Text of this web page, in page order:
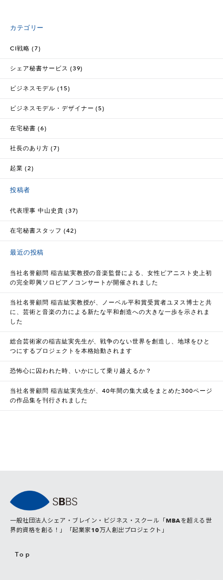
カテゴリー
CI戦略 (7)
シェア秘書サービス (39)
ビジネスモデル (15)
ビジネスモデル・デザイナー (5)
在宅秘書 (6)
社長のあり方 (7)
起業 (2)
投稿者
代表理事 中山史貴 (37)
在宅秘書スタッフ (42)
最近の投稿
当社名誉顧問 稲吉紘実教授の音楽監督による、女性ピアニスト史上初
の完全即興ソロピアノコンサートが開催されました
当社名誉顧問 稲吉紘実教授が、ノーベル平和賞受賞者ユヌス博士と共
に、芸術と音楽の力による新たな平和創造への大きな一歩を示されま
した
総合芸術家の稲吉紘実先生が、戦争のない世界を創造し、地球をひと
つにするプロジェクトを本格始動されます
恐怖心に囚われた時、いかにして乗り越えるか？
当社名誉顧問 稲吉紘実先生が、40年間の集大成をまとめた300ページ
の作品集を刊行されました
一般社団法人シェア・ブレイン・ビジネス・スクール「MBAを超える世
界的資格を創る！」「起業家10万人創出プロジェクト」
Top